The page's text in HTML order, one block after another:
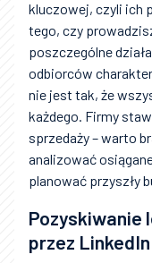
kluczowej, czyli ich
tego, czy
poszczególne
odbiorców
nie jest tak, że
każdego. Firmy
sprzedaży – warto
analizować
planować przyszły
Pozyskiwanie
przez LinkedIn